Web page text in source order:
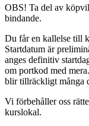
OBS! Ta del av
bindande.
Du får en kallelse till
Startdatum är
anges definitiv
om portkod med
blir tillräckligt många
Vi förbehåller oss
kurslokal.